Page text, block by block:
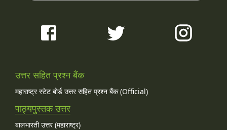
उत्तर सहित प्रश्न बैंक
महाराष्ट्र स्टेट बोर्ड उत्तर सहित प्रश्न बैंक (Official)
पाठ्यपुस्तक उत्तर
बालभारती उत्तर (महाराष्ट्र)